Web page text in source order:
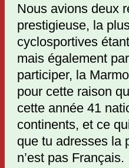
Nous avions deux
prestigieuse, la
cyclosportives
mais également
participer, la
pour cette raison
cette année 41
continents, et ce
que tu adresses la
n’est pas Français.